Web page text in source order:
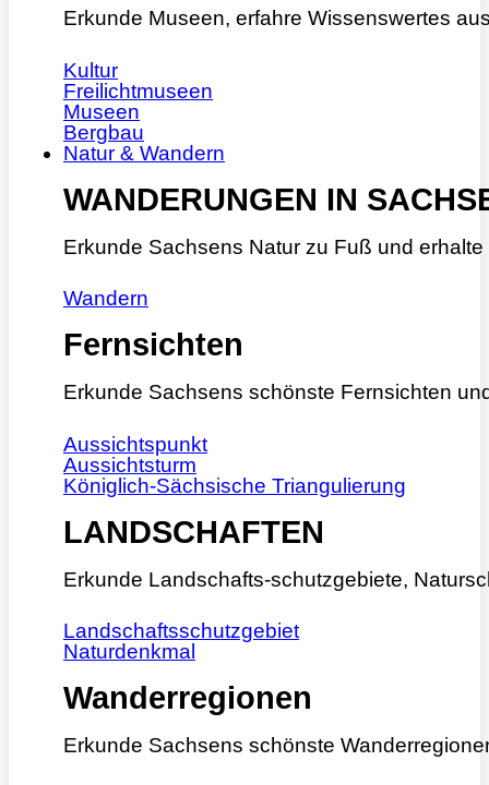
Erkunde Museen, erfahre Wissenswertes
Kultur
Freilichtmuseen
Museen
Bergbau
Natur & Wandern
WANDERUNGEN IN
Erkunde Sachsens Natur zu Fuß und
Wandern
Fernsichten
Erkunde Sachsens schönste Fernsichten
Aussichtspunkt
Aussichtsturm
Königlich-Sächsische Triangulierung
LANDSCHAFTEN
Erkunde Landschafts-schutzgebiete,
Landschaftsschutzgebiet
Naturdenkmal
Wanderregionen
Erkunde Sachsens schönste